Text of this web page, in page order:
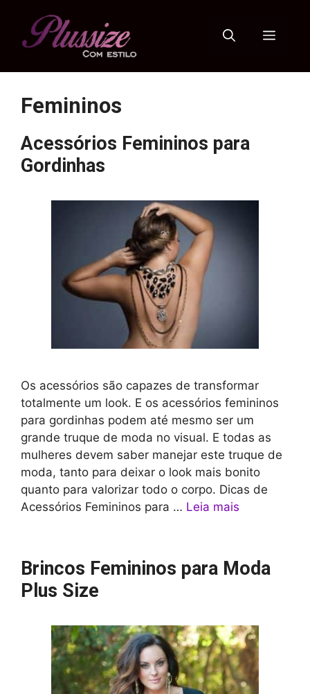
Menu
Femininos
Acessórios Femininos para
Gordinhas
Os acessórios são capazes de transformar
totalmente um look. E os acessórios femininos
para gordinhas podem até mesmo ser um
grande truque de moda no visual. E todas as
mulheres devem saber manejar este truque de
moda, tanto para deixar o look mais bonito
quanto para valorizar todo o corpo. Dicas de
Acessórios Femininos para … Leia mais
Brincos Femininos para Moda
Plus Size